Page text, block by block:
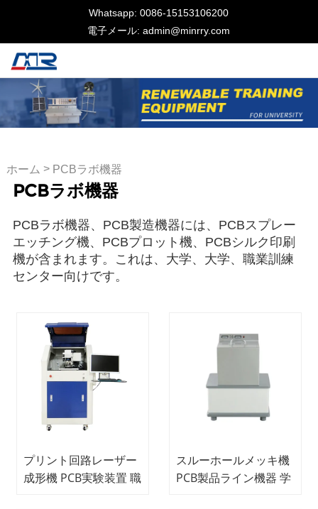
Whatsapp: 0086-15153106200
電子メール: admin@minrry.com
ホーム > PCBラボ機器
PCBラボ機器
PCBラボ機器、PCB製造機器には、PCBスプレー
エッチング機、PCBプロット機、PCBシルク印刷
機が含まれます。これは、大学、大学、職業訓練
センター向けです。
プリント回路レーザー
成形機 PCB実験装置 職
スルーホールメッキ機
PCB製品ライン機器 学